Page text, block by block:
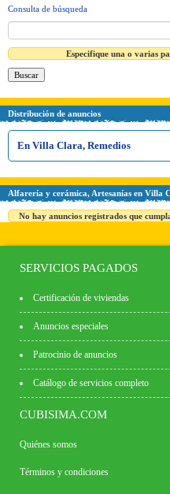
Consulta de búsqueda
Especifique una o varias
Distribución de anuncios
En Villa Clara, Remedios
Alfarería y cerámica, Artesanías en Villa
No hay anuncios registrados que
SERVICIOS PAGADOS
Certificación de viviendas
Anuncios especiales
Patrocinio de anuncios
Catálogo de servicios completo
CUBISIMA.COM
Quiénes somos
Términos y condiciones